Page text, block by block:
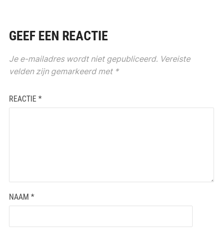
GEEF EEN REACTIE
Je e-mailadres wordt niet gepubliceerd. Vereiste
velden zijn gemarkeerd met *
REACTIE *
NAAM *